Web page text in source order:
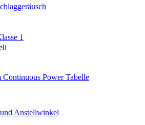
1
Power Tabelle
Anstellwinkel